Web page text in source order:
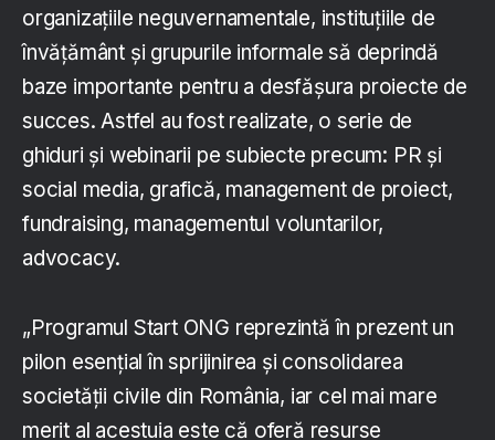
organizațiile neguvernamentale, instituțiile de
învățământ și grupurile informale să deprindă
baze importante pentru a desfășura proiecte de
succes. Astfel au fost realizate, o serie de
ghiduri și webinarii pe subiecte precum: PR și
social media, grafică, management de proiect,
fundraising, managementul voluntarilor,
advocacy.
„Programul Start ONG reprezintă în prezent un
pilon esențial în sprijinirea și consolidarea
societății civile din România, iar cel mai mare
merit al acestuia este că oferă resurse